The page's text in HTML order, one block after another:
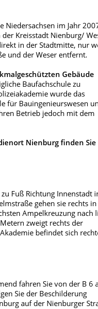
Niedersachsen im Jahr
Kreisstadt Nienburg/
in der Stadtmitte, nur
und der Weser entfernt.
Gebäude
Baufachschule zu
wurde das
für Bauingenieurswesen
Betrieb jedoch mit dem
Nienburg finden
Fuß Richtung Innenstadt
gehen sie rechts
Ampelkreuzung nach
zweigt rechts der
befindet sich
fahren Sie von der B 6
Sie der Beschilderung
auf der Nienburger